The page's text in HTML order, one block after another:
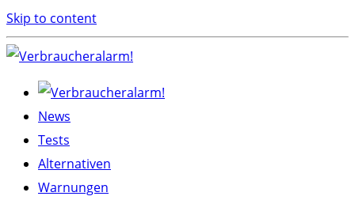
Skip to content
News
Tests
Alternativen
Warnungen